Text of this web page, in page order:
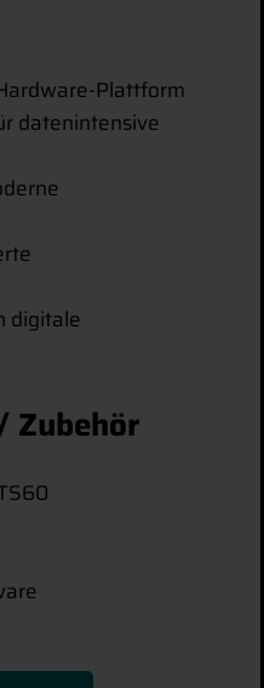
Plattform
datenintensive
digitale
Zubehör